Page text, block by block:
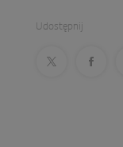
Udostępnij